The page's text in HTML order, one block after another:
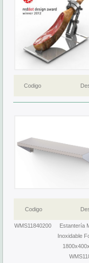
Codigo
Codigo
WMS11840200
Estantería
Inoxidable